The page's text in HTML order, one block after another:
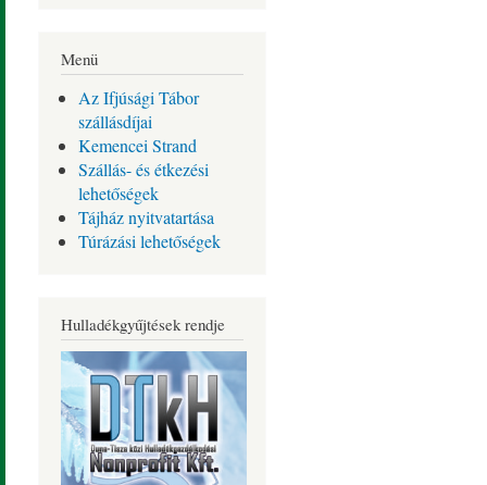
Menü
Az Ifjúsági Tábor
szállásdíjai
Kemencei Strand
Szállás- és étkezési
lehetőségek
Tájház nyitvatartása
Túrázási lehetőségek
Hulladékgyűjtések rendje